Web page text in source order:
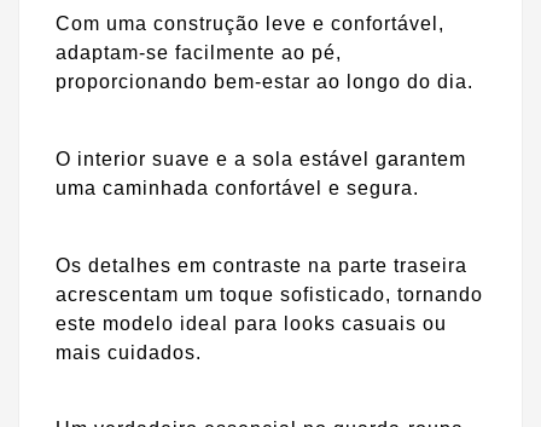
Com uma construção leve e confortável,
adaptam-se facilmente ao pé,
proporcionando bem-estar ao longo do dia.
O interior suave e a sola estável garantem
uma caminhada confortável e segura.
Os detalhes em contraste na parte traseira
acrescentam um toque sofisticado, tornando
este modelo ideal para looks casuais ou
mais cuidados.